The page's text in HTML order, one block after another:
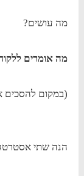
מה עושים?
מה אומרים
(במקום להסכים
הנה שתי